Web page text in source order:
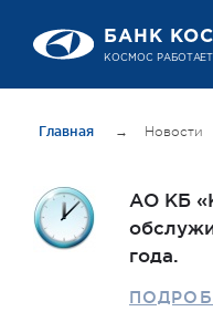
Главная → Новости
АО КБ
года.